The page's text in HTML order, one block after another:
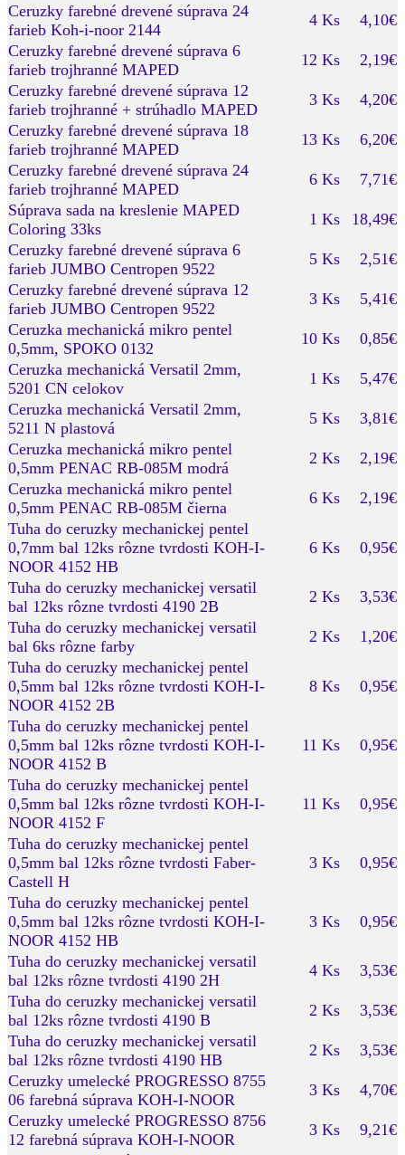
Ceruzky farebné drevené súprava 24
farieb Koh-i-noor 2144
4 Ks
4,10€
Ceruzky farebné drevené súprava 6
farieb trojhranné MAPED
12 Ks
2,19€
Ceruzky farebné drevené súprava 12
farieb trojhranné + strúhadlo MAPED
3 Ks
4,20€
Ceruzky farebné drevené súprava 18
farieb trojhranné MAPED
13 Ks
6,20€
Ceruzky farebné drevené súprava 24
farieb trojhranné MAPED
6 Ks
7,71€
Súprava sada na kreslenie MAPED
Coloring 33ks
1 Ks
18,49€
Ceruzky farebné drevené súprava 6
farieb JUMBO Centropen 9522
5 Ks
2,51€
Ceruzky farebné drevené súprava 12
farieb JUMBO Centropen 9522
3 Ks
5,41€
Ceruzka mechanická mikro pentel
0,5mm, SPOKO 0132
10 Ks
0,85€
Ceruzka mechanická Versatil 2mm,
5201 CN celokov
1 Ks
5,47€
Ceruzka mechanická Versatil 2mm,
5211 N plastová
5 Ks
3,81€
Ceruzka mechanická mikro pentel
0,5mm PENAC RB-085M modrá
2 Ks
2,19€
Ceruzka mechanická mikro pentel
0,5mm PENAC RB-085M čierna
6 Ks
2,19€
Tuha do ceruzky mechanickej pentel
0,7mm bal 12ks rôzne tvrdosti KOH-I-
NOOR 4152 HB
6 Ks 0,95€
Tuha do ceruzky mechanickej versatil
bal 12ks rôzne tvrdosti 4190 2B
2 Ks
3,53€
Tuha do ceruzky mechanickej versatil
bal 6ks rôzne farby
2 Ks
1,20€
Tuha do ceruzky mechanickej pentel
0,5mm bal 12ks rôzne tvrdosti KOH-I-
NOOR 4152 2B
8 Ks 0,95€
Tuha do ceruzky mechanickej pentel
0,5mm bal 12ks rôzne tvrdosti KOH-I-
NOOR 4152 B
11 Ks 0,95€
Tuha do ceruzky mechanickej pentel
0,5mm bal 12ks rôzne tvrdosti KOH-I-
NOOR 4152 F
11 Ks 0,95€
Tuha do ceruzky mechanickej pentel
0,5mm bal 12ks rôzne tvrdosti Faber-
Castell H
3 Ks 0,95€
Tuha do ceruzky mechanickej pentel
0,5mm bal 12ks rôzne tvrdosti KOH-I-
NOOR 4152 HB
3 Ks 0,95€
Tuha do ceruzky mechanickej versatil
bal 12ks rôzne tvrdosti 4190 2H
4 Ks
3,53€
Tuha do ceruzky mechanickej versatil
bal 12ks rôzne tvrdosti 4190 B
2 Ks
3,53€
Tuha do ceruzky mechanickej versatil
bal 12ks rôzne tvrdosti 4190 HB
2 Ks
3,53€
Ceruzky umelecké PROGRESSO 8755
06 farebná súprava KOH-I-NOOR
3 Ks
4,70€
Ceruzky umelecké PROGRESSO 8756
12 farebná súprava KOH-I-NOOR
3 Ks
9,21€